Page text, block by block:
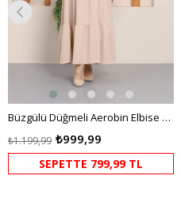
Büzgülü Düğmeli Aerobin Elbise Krem
₺999,99
₺1.199,99
SEPETTE 799,99 TL